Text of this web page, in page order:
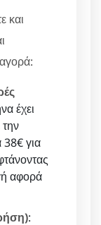
και
έχει
38€ για
αφορά
: